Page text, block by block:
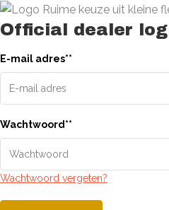
Official dealer
E-mail adres**
Wachtwoord**
Wachtwoord vergeten?